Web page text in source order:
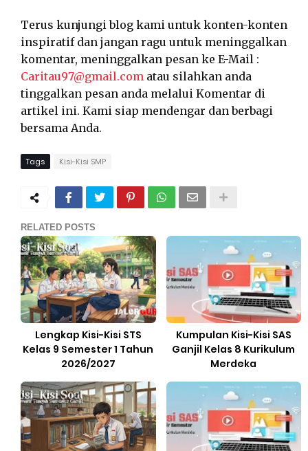
Terus kunjungi blog kami untuk konten-konten
inspiratif dan jangan ragu untuk meninggalkan
komentar, meninggalkan pesan ke E-Mail :
Caritau97@gmail.com atau silahkan anda
tinggalkan pesan anda melalui Komentar di
artikel ini. Kami siap mendengar dan berbagi
bersama Anda.
Tags Kisi-Kisi SMP
RELATED POSTS
Lengkap Kisi-Kisi STS
Kelas 9 Semester 1 Tahun
2026/2027
Kumpulan Kisi-Kisi SAS
Ganjil Kelas 8 Kurikulum
Merdeka